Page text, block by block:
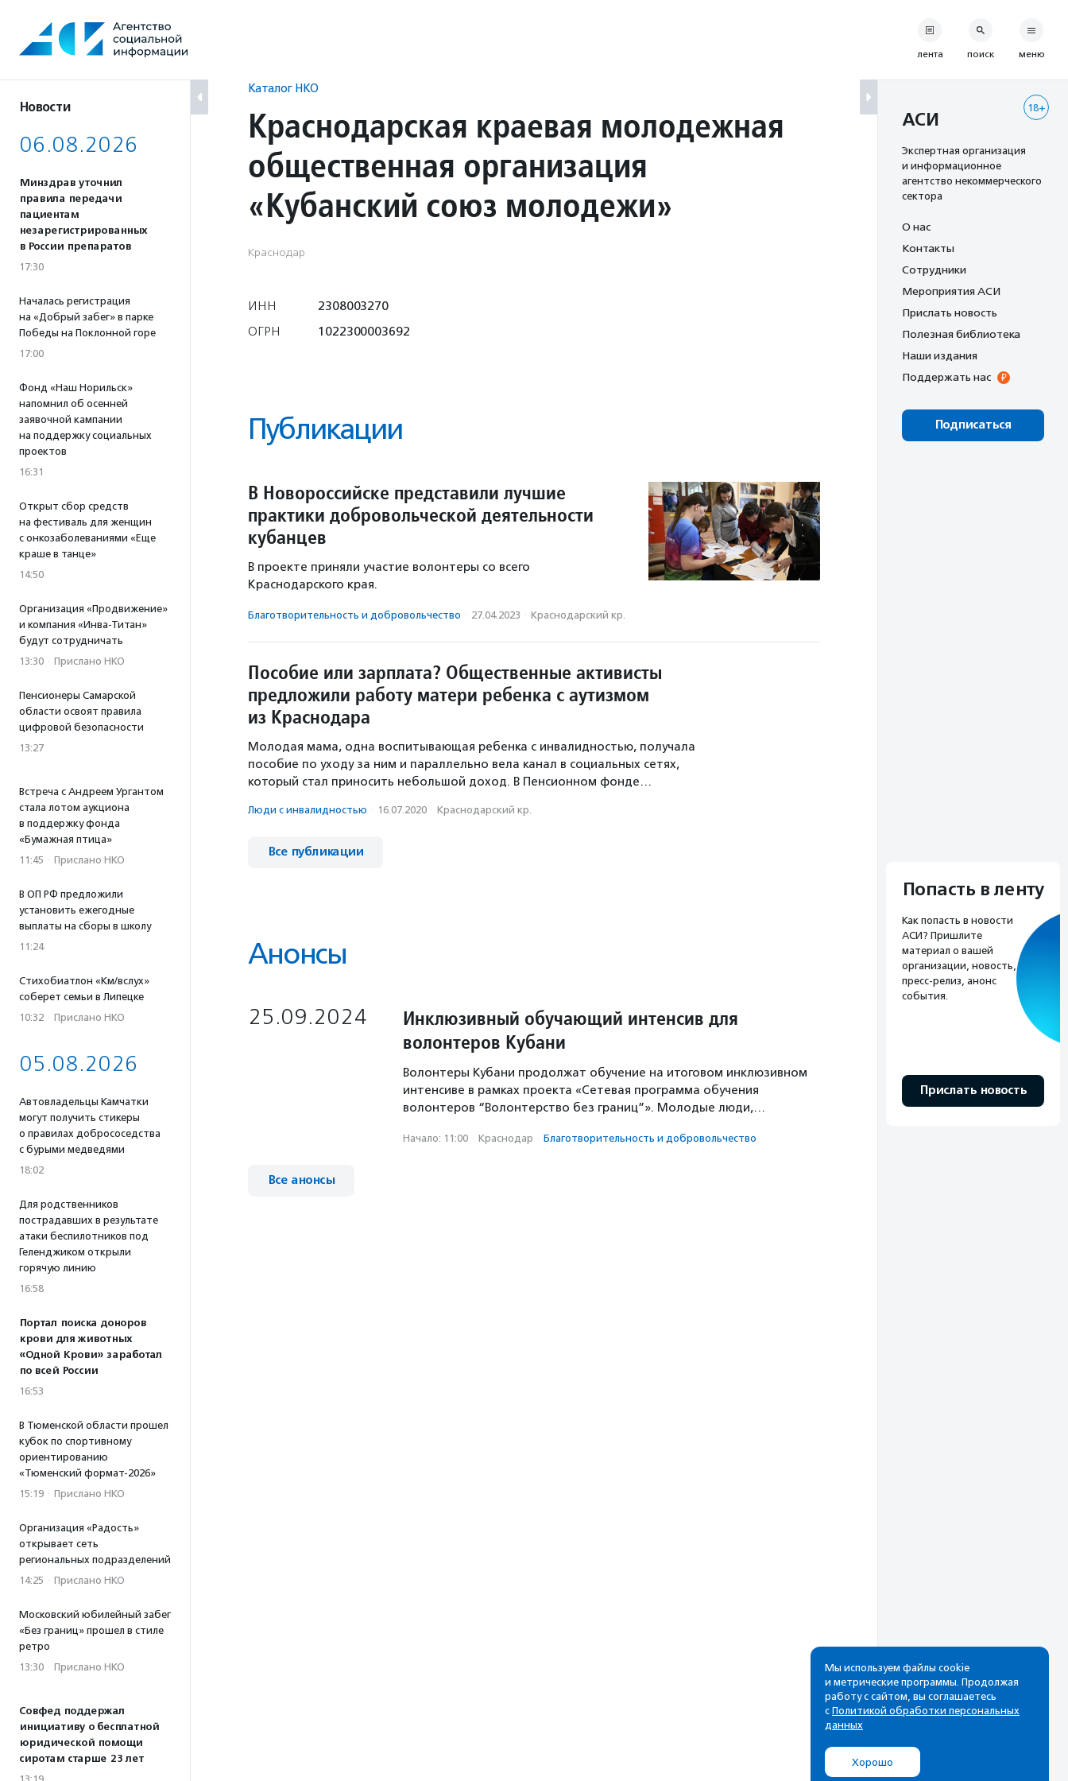
содержанию
Новости
06.08.2026
Минздрав уточнил
правила передачи
пациентам
незарегистрированных
в России препаратов
17:30
Началась регистрация
на «Добрый забег» в парке
Победы на Поклонной горе
17:00
Фонд «Наш Норильск»
напомнил об осенней
заявочной кампании
на поддержку социальных
проектов
16:31
Открыт сбор средств
на фестиваль для женщин
с онкозаболеваниями «Еще
краше в танце»
14:50
Организация «Продвижение»
и компания «Инва-Титан»
будут сотрудничать
13:30 · Прислано НКО
Пенсионеры Самарской
области освоят правила
цифровой безопасности
13:27
Встреча с Андреем Ургантом
стала лотом аукциона
в поддержку фонда
«Бумажная птица»
11:45 · Прислано НКО
В ОП РФ предложили
установить ежегодные
выплаты на сборы в школу
11:24
Стихобиатлон «Км/вслух»
соберет семьи в Липецке
10:32 · Прислано НКО
05.08.2026
Автовладельцы Камчатки
могут получить стикеры
о правилах добрососедства
с бурыми медведями
18:02
Для родственников
пострадавших в результате
атаки беспилотников под
Геленджиком открыли
горячую линию
16:58
Портал поиска доноров
крови для животных
«Одной Крови» заработал
по всей России
16:53
В Тюменской области прошел
кубок по спортивному
ориентированию
«Тюменский формат-2026»
15:19 · Прислано НКО
Организация «Радость»
открывает сеть
региональных подразделений
14:25 · Прислано НКО
Московский юбилейный забег
«Без границ» прошел в стиле
ретро
13:30 · Прислано НКО
Совфед поддержал
инициативу о бесплатной
юридической помощи
сиротам старше 23 лет
Каталог НКО
Краснодарская краевая молодежная
общественная организация
«Кубанский союз молодежи»
Краснодар
ИНН
2308003270
ОГРН
1022300003692
Публикации
В Новороссийске представили лучшие
практики добровольческой деятельности
кубанцев
В проекте приняли участие волонтеры со всего
Краснодарского края.
Благотвори­тель­ность и доброволь­чест­во · 27.04.2023 · Краснодарский кр.
Пособие или зарплата? Общественные активисты
предложили работу матери ребенка с аутизмом
из Краснодара
Молодая мама, одна воспитывающая ребенка с инвалидностью, получала
пособие по уходу за ним и параллельно вела канал в социальных сетях,
который стал приносить небольшой доход. В Пенсионном фонде…
Люди с инвалидностью · 16.07.2020 · Краснодарский кр.
Все публикации
Анонсы
25.09.2024
Инклюзивный обучающий интенсив для
волонтеров Кубани
Волонтеры Кубани продолжат обучение на итоговом инклюзивном
интенсиве в рамках проекта «Сетевая программа обучения
волонтеров “Волонтерство без границ”». Молодые люди,…
Начало: 11:00 · Краснодар · Благотвори­тель­ность и доброволь­чест­во
Все анонсы
лента поиск меню
18+
АСИ
Экспертная организация
и информационное
агентство некоммерческого
сектора
О нас
Контакты
Сотрудники
Мероприятия АСИ
Прислать новость
Полезная библиотека
Наши издания
Поддержать нас
Подписаться
Попасть в ленту
Как попасть в новости
АСИ? Пришлите
материал о вашей
организации, новость,
пресс-релиз, анонс
события.
Прислать новость
Рассылка
Cамые свежие новости,
лучшие материалы в вашем
Мы используем файлы cookie
и метрические программы. Продолжая
работу с сайтом, вы соглашаетесь
с Политикой обработки персональных
данных
Хорошо